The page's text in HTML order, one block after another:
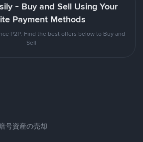
- Buy and Sell Using Your
Payment Methods
P2P. Find the best offers below to Buy and
Sell
号資産の売却